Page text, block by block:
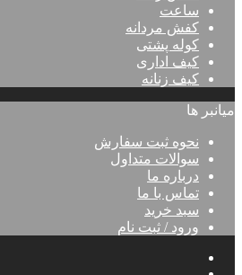
ساعت
کفش مردانه
کوله پشتی
کیف اداری
کیف زنانه
میانبر ها
نحوه ثبت سفارش
سوالات متداول
درباره ما
تماس با ما
سبد خرید
ورود / ثبت نام